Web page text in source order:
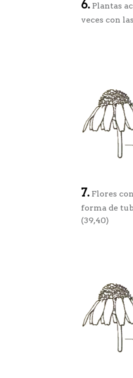
6. Plantas
veces con
7. Flores
forma de
(39,40)